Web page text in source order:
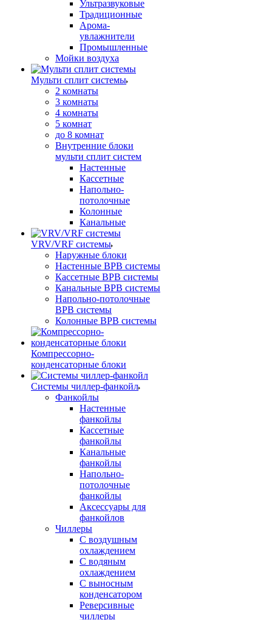
Ультразвуковые
Традиционные
Арома-
увлажнители
Промышленные
Мойки воздуха
Мульти сплит системы
2 комнаты
3 комнаты
4 комнаты
5 комнат
до 8 комнат
Внутренние блоки
мульти сплит систем
Настенные
Кассетные
Напольно-
потолочные
Колонные
Канальные
VRV/VRF системы
Наружные блоки
Настенные ВРВ системы
Кассетные ВРВ системы
Канальные ВРВ системы
Напольно-потолочные
ВРВ системы
Колонные ВРВ системы
Компрессорно-
конденсаторные блоки
Системы чиллер-фанкойл
Фанкойлы
Настенные
фанкойлы
Кассетные
фанкойлы
Канальные
фанкойлы
Напольно-
потолочные
фанкойлы
Аксессуары для
фанкойлов
Чиллеры
С воздушным
охлаждением
С водяным
охлаждением
С выносным
конденсатором
Реверсивные
чиллеры